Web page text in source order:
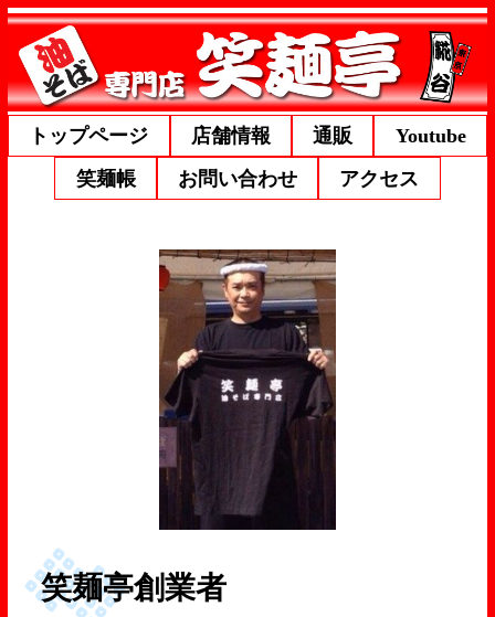
トップページ 店舗情報 通販
Youtube
笑麺帳
お問い合わせ アクセス
笑麺亭創業者